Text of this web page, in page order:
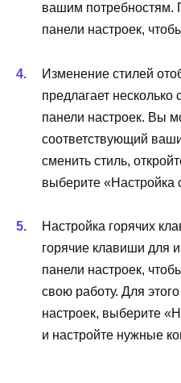
вашим потребностям.
панели настроек,
Изменение стилей
предлагает
панели настроек. Вы
соответствующий
сменить стиль,
выберите «Настройка
Настройка горячих
горячие клавиши для
панели настроек,
свою работу. Для
настроек, выберите
и настройте нужные